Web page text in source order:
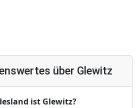
über Glewitz
ist Glewitz?